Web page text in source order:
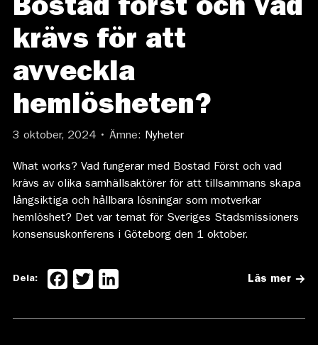
Bostad först och vad
krävs för att
avveckla
hemlösheten?
3 oktober, 2024 • Ämne: Nyheter
What works? Vad fungerar med Bostad Först och vad
krävs av olika samhällsaktörer för att tillsammans skapa
långsiktiga och hållbara lösningar som motverkar
hemlöshet? Det var temat för Sveriges Stadsmissioners
konsensuskonferens i Göteborg den 1 oktober.
Läs mer
Dela: Facebook
Twitter